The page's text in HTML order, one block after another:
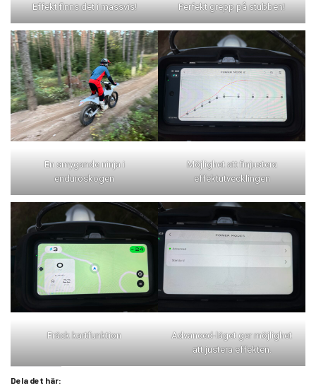
Effekt finns det i massvis! Perfekt grepp på stubben!
En smygande ninja i
enduroskogen
Möjlighet att finjustera
effektutvecklingen
Fräck kartfunktion
Advanced-läget ger möjlighet
att justera effekten.
Dela det här: